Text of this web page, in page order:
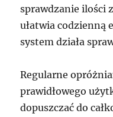
sprawdzanie ilości
ułatwia codzienną
system działa
Regularne
prawidłowego
dopuszczać do